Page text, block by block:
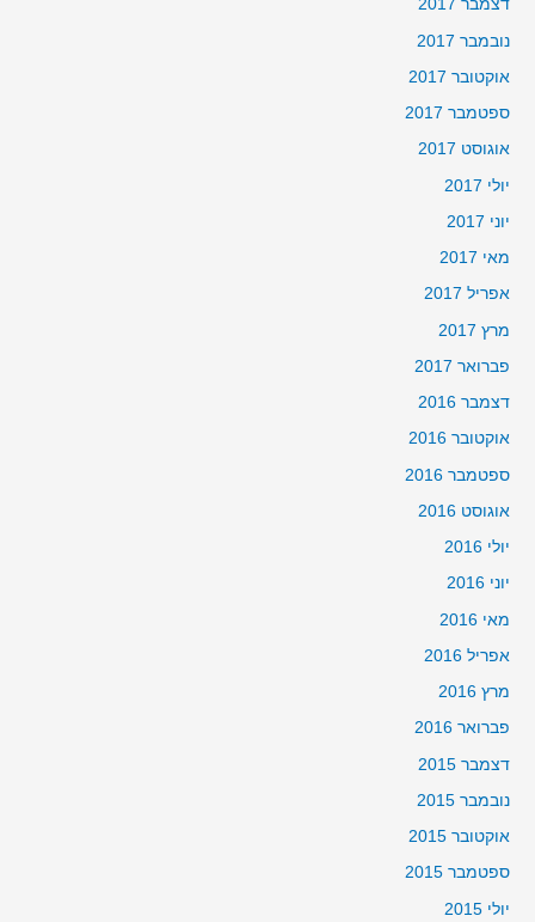
דצמבר 2017
נובמבר 2017
אוקטובר 2017
ספטמבר 2017
אוגוסט 2017
יולי 2017
יוני 2017
מאי 2017
אפריל 2017
מרץ 2017
פברואר 2017
דצמבר 2016
אוקטובר 2016
ספטמבר 2016
אוגוסט 2016
יולי 2016
יוני 2016
מאי 2016
אפריל 2016
מרץ 2016
פברואר 2016
דצמבר 2015
נובמבר 2015
אוקטובר 2015
ספטמבר 2015
יולי 2015